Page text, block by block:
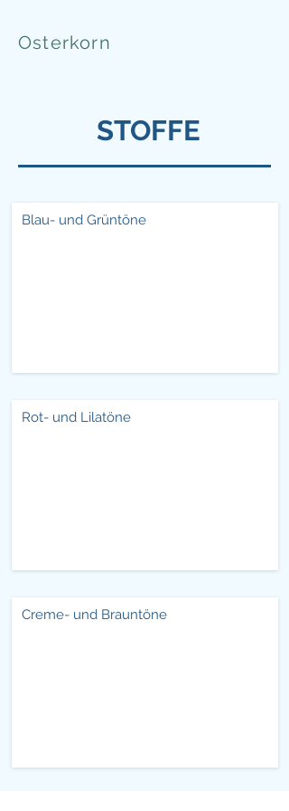
Osterkorn
STOFFE
Blau- und Grüntöne
Rot- und Lilatöne
Creme- und Brauntöne